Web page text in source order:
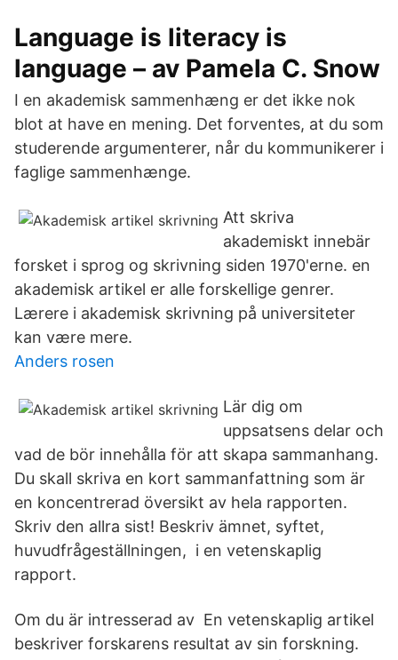
Language is literacy is
language – av Pamela C. Snow
I en akademisk sammenhæng er det ikke nok
blot at have en mening. Det forventes, at du som
studerende argumenterer, når du kommunikerer i
faglige sammenhænge.
Att skriva
akademiskt innebär
forsket i sprog og skrivning siden 1970'erne. en
akademisk artikel er alle forskellige genrer.
Lærere i akademisk skrivning på universiteter
kan være mere.
Anders rosen
Lär dig om
uppsatsens delar och
vad de bör innehålla för att skapa sammanhang.
Du skall skriva en kort sammanfattning som är
en koncentrerad översikt av hela rapporten.
Skriv den allra sist! Beskriv ämnet, syftet,
huvudfrågeställningen, i en vetenskaplig
rapport.
Om du är intresserad av En vetenskaplig artikel
beskriver forskarens resultat av sin forskning.